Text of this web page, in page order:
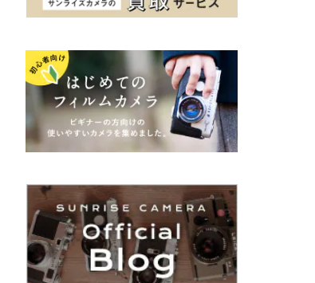
その他